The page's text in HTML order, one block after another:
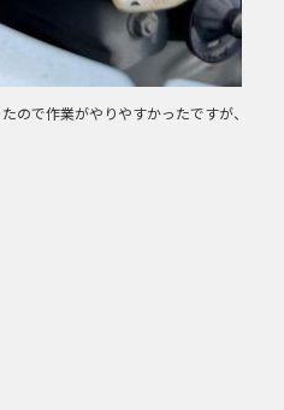
ので作業がやりやすかったですが、